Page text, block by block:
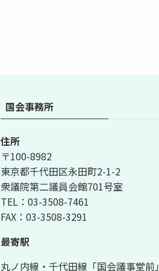
国会事務所
住所
〒100-8982
東京都千代田区永田町2-1-2
衆議院第二議員会館701号室
TEL：03-3508-7461
FAX：03-3508-3291
最寄駅
丸ノ内線・千代田線「国会議事堂前」